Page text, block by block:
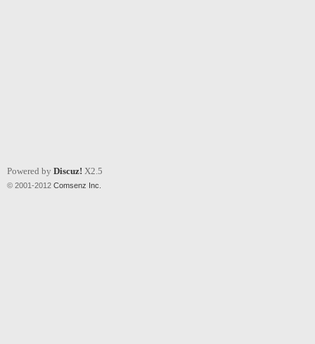
Powered by Discuz! X2.5
© 2001-2012 Comsenz Inc.